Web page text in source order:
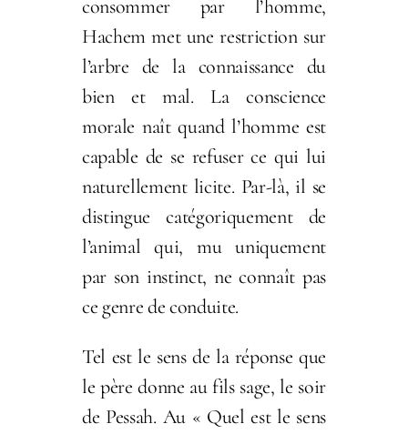
consommer par l’homme,
Hachem met une restriction sur
l’arbre de la connaissance du
bien et mal. La conscience
morale naît quand l’homme est
capable de se refuser ce qui lui
naturellement licite. Par-là, il se
distingue catégoriquement de
l’animal qui, mu uniquement
par son instinct, ne connaît pas
ce genre de conduite.
Tel est le sens de la réponse que
le père donne au fils sage, le soir
de Pessah. Au « Quel est le sens